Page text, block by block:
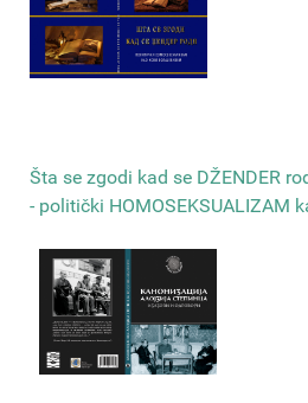
Šta se zgodi kad se DŽENDER
- politički HOMOSEKSUALIZAM